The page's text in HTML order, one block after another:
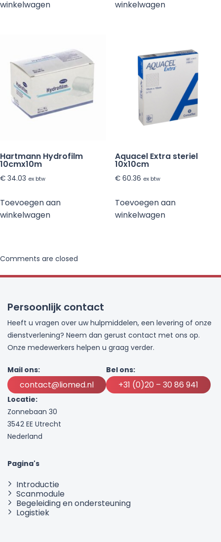
winkelwagen
winkelwagen
Hartmann Hydrofilm
10cmx10m
€ 34.03 ex btw
Toevoegen aan
winkelwagen
Aquacel Extra steriel
10x10cm
€60.36 ex btw
Toevoegen aan
winkelwagen
Comments are closed
Persoonlijk contact
Heeft u vragen over uw hulpmiddelen, een levering of onze
dienstverlening? Neem dan gerust contact met ons op.
Onze medewerkers helpen u graag verder.
Mail ons:
contact@liomed.nl
Bel ons:
+31 (0)20 – 30 86 941
Locatie:
Zonnebaan 30
3542 EE Utrecht
Nederland
Pagina's
Introductie
Scanmodule
Begeleiding en ondersteuning
Logistiek